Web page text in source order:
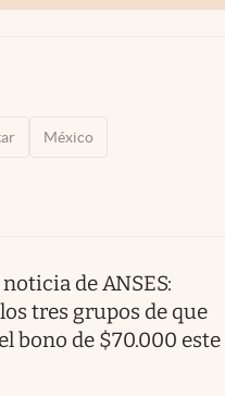
México
de ANSES:
tres grupos de que
bono de $70.000 este